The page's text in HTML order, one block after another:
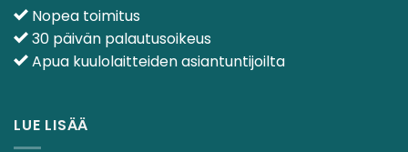
Nopea toimitus
30 päivän palautusoikeus
Apua kuulolaitteiden asiantuntijoilta
LUE LISÄÄ